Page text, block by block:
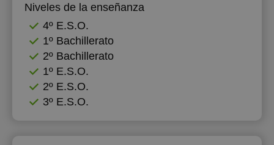
Niveles de la enseñanza
4º E.S.O.
1º Bachillerato
2º Bachillerato
1º E.S.O.
2º E.S.O.
3º E.S.O.